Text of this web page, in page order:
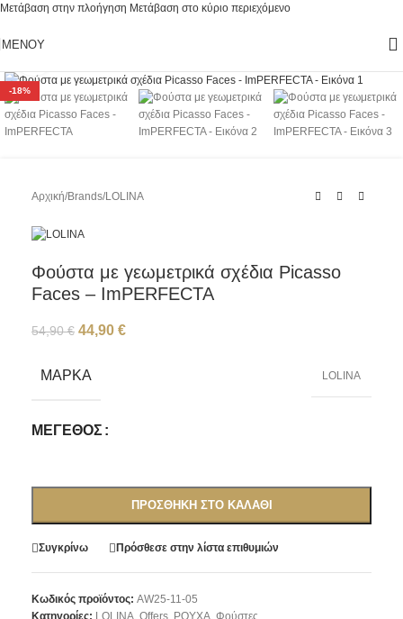
Μετάβαση στην πλοήγηση Μετάβαση στο κύριο περιεχόμενο
ΜΕΝΟΎ
-18%
Αρχική/Brands/LOLINA
Φούστα με γεωμετρικά σχέδια Picasso
Faces – ImPERFECTA
54,90€ 44,90 €
ΜΆΡΚΑ LOLINA
ΜΈΓΕΘΟΣ
ΠΡΟΣΘΉΚΗ ΣΤΟ ΚΑΛΆΘΙ
Συγκρίνω Πρόσθεσε στην λίστα επιθυμιών
Κωδικός προϊόντος: AW25-11-05
Κατηγορίες: LOLINA Offers ΡΟΥΧΑ Φούστες